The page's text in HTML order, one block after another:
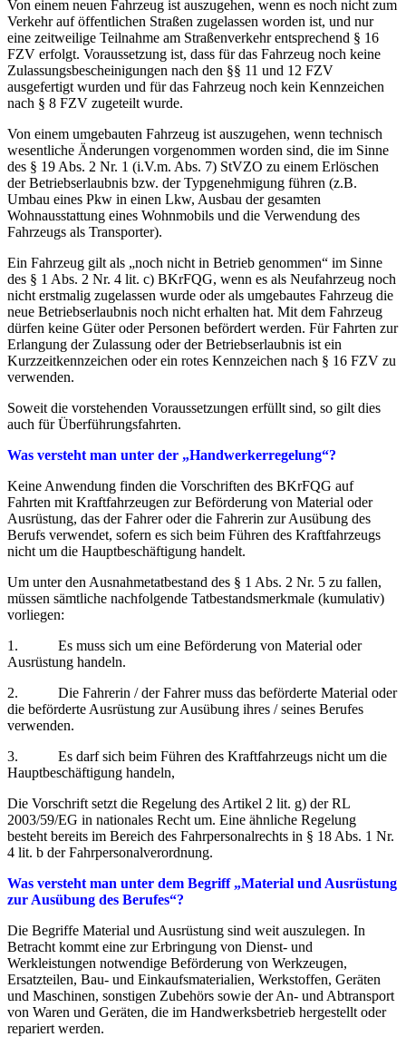
Von einem neuen Fahrzeug ist auszugehen, wenn es noch nicht zum
Verkehr auf öffentlichen Straßen zugelassen worden ist, und nur
eine zeitweilige Teilnahme am Straßenverkehr entsprechend § 16
FZV erfolgt. Voraussetzung ist, dass für das Fahrzeug noch keine
Zulassungsbescheinigungen nach den §§ 11 und 12 FZV
ausgefertigt wurden und für das Fahrzeug noch kein Kennzeichen
nach § 8 FZV zugeteilt wurde.
Von einem umgebauten Fahrzeug ist auszugehen, wenn technisch
wesentliche Änderungen vorgenommen worden sind, die im Sinne
des § 19 Abs. 2 Nr. 1 (i.V.m. Abs. 7) StVZO zu einem Erlöschen
der Betriebserlaubnis bzw. der Typgenehmigung führen (z.B.
Umbau eines Pkw in einen Lkw, Ausbau der gesamten
Wohnausstattung eines Wohnmobils und die Verwendung des
Fahrzeugs als Transporter).
Ein Fahrzeug gilt als „noch nicht in Betrieb genommen“ im Sinne
des § 1 Abs. 2 Nr. 4 lit. c) BKrFQG, wenn es als Neufahrzeug noch
nicht erstmalig zugelassen wurde oder als umgebautes Fahrzeug die
neue Betriebserlaubnis noch nicht erhalten hat. Mit dem Fahrzeug
dürfen keine Güter oder Personen befördert werden. Für Fahrten zur
Erlangung der Zulassung oder der Betriebserlaubnis ist ein
Kurzzeitkennzeichen oder ein rotes Kennzeichen nach § 16 FZV zu
verwenden.
Soweit die vorstehenden Voraussetzungen erfüllt sind, so gilt dies
auch für Überführungsfahrten.
Was versteht man unter der „Handwerkerregelung“?
Keine Anwendung finden die Vorschriften des BKrFQG auf
Fahrten mit Kraftfahrzeugen zur Beförderung von Material oder
Ausrüstung, das der Fahrer oder die Fahrerin zur Ausübung des
Berufs verwendet, sofern es sich beim Führen des Kraftfahrzeugs
nicht um die Hauptbeschäftigung handelt.
Um unter den Ausnahmetatbestand des § 1 Abs. 2 Nr. 5 zu fallen,
müssen sämtliche nachfolgende Tatbestandsmerkmale (kumulativ)
vorliegen:
1. Es muss sich um eine Beförderung von Material oder
Ausrüstung handeln.
2. Die Fahrerin / der Fahrer muss das beförderte Material oder
die beförderte Ausrüstung zur Ausübung ihres / seines Berufes
verwenden.
3. Es darf sich beim Führen des Kraftfahrzeugs nicht um die
Hauptbeschäftigung handeln,
Die Vorschrift setzt die Regelung des Artikel 2 lit. g) der RL
2003/59/EG in nationales Recht um. Eine ähnliche Regelung
besteht bereits im Bereich des Fahrpersonalrechts in § 18 Abs. 1 Nr.
4 lit. b der Fahrpersonalverordnung.
Was versteht man unter dem Begriff „Material und Ausrüstung
zur Ausübung des Berufes“?
Die Begriffe Material und Ausrüstung sind weit auszulegen. In
Betracht kommt eine zur Erbringung von Dienst- und
Werkleistungen notwendige Beförderung von Werkzeugen,
Ersatzteilen, Bau- und Einkaufsmaterialien, Werkstoffen, Geräten
und Maschinen, sonstigen Zubehörs sowie der An- und Abtransport
von Waren und Geräten, die im Handwerksbetrieb hergestellt oder
repariert werden.